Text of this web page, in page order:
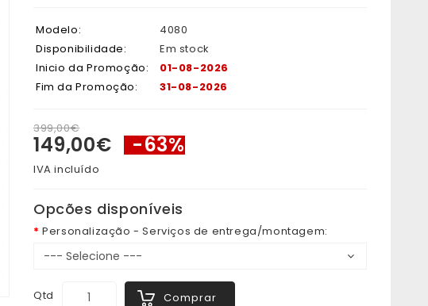
Modelo:
4080
Disponibilidade:
Em stock
Inicio da Promoção:
01-08-2026
Fim da Promoção:
31-08-2026
399,00€
149,00€ -63%
IVA incluído
Opcões disponíveis
Personalização - Serviços de entrega/montagem:
Qtd Comprar